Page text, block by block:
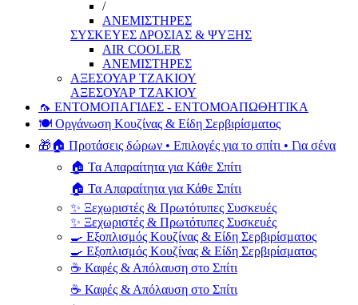
/
ΑΝΕΜΙΣΤΗΡΕΣ
ΣΥΣΚΕΥΕΣ ΔΡΟΣΙΑΣ & ΨΥΞΗΣ
AIR COOLER
ΑΝΕΜΙΣΤΗΡΕΣ
ΑΞΕΣΟΥΑΡ ΤΖΑΚΙΟΥ
ΑΞΕΣΟΥΑΡ ΤΖΑΚΙΟΥ
🦟 ΕΝΤΟΜΟΠΑΓΙΔΕΣ - ΕΝΤΟΜΟΑΠΩΘΗΤΙΚΑ
🍽️ Οργάνωση Κουζίνας & Είδη Σερβιρίσματος
🎁🏠 Προτάσεις δώρων • Επιλογές για το σπίτι • Για σένα
🏠 Τα Απαραίτητα για Κάθε Σπίτι
🏠 Τα Απαραίτητα για Κάθε Σπίτι
✨ Ξεχωριστές & Πρωτότυπες Συσκευές
✨ Ξεχωριστές & Πρωτότυπες Συσκευές
🍳 Εξοπλισμός Κουζίνας & Είδη Σερβιρίσματος
🍳 Εξοπλισμός Κουζίνας & Είδη Σερβιρίσματος
☕ Καφές & Απόλαυση στο Σπίτι
☕ Καφές & Απόλαυση στο Σπίτι